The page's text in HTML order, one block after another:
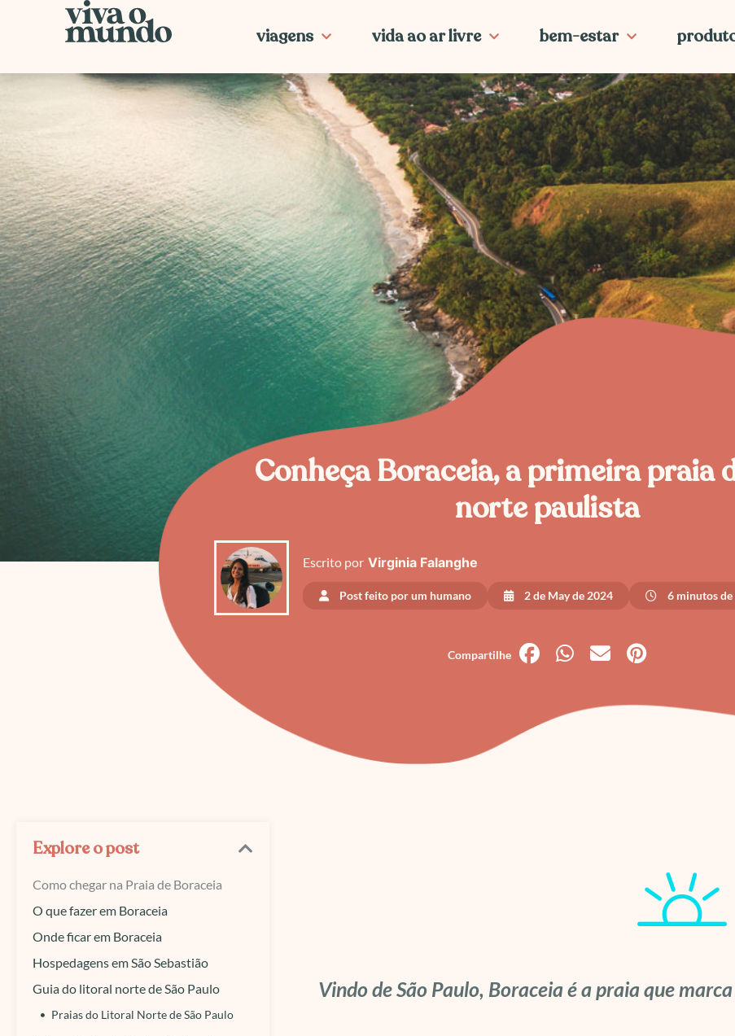
conteúdo
viagens vida ao ar livre bem-estar
Conheça Boraceia, a primeira praia
norte paulista
Escrito por Virginia Falanghe
Post feito por um humano 2 de May de 2024 6 minutos
Explore o post
Como chegar na Praia de Boraceia
O que fazer em Boraceia
Onde ficar em Boraceia
Hospedagens em São Sebastião
Guia do litoral norte de São Paulo
Praias do Litoral Norte de São Paulo
Vindo de São Paulo, Boraceia é a praia que